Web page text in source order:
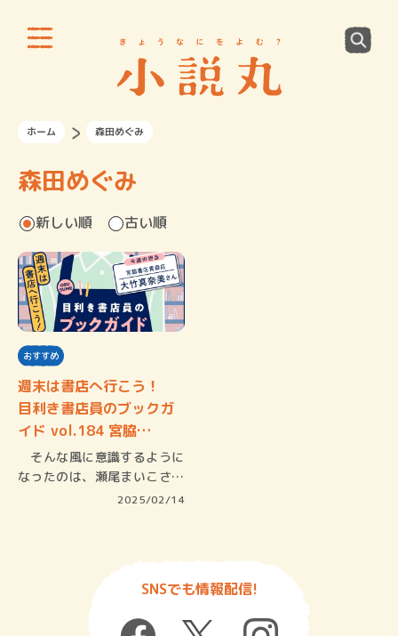
ホーム 森田めぐみ
森田めぐみ
新しい順 古い順
おすすめ
週末は書店へ行こう！
目利き書店員のブックガ
イド vol.184 宮脇…
そんな風に意識するように
なったのは、瀬尾まいこさん
2025/02/14
SNSでも情報配信!